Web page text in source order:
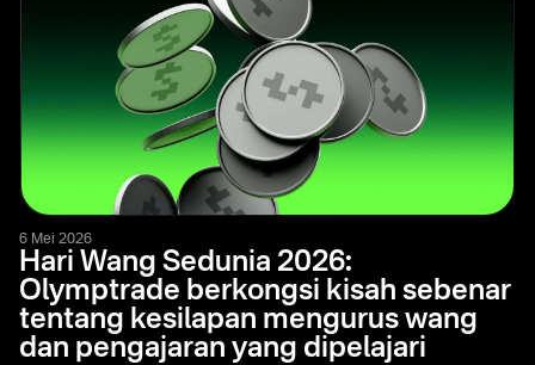
6 Mei 2026
Hari Wang Sedunia 2026:
Olymptrade berkongsi kisah sebenar
tentang kesilapan mengurus wang
dan pengajaran yang dipelajari